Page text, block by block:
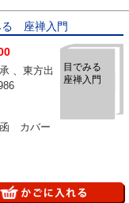
る 座禅入門
目でみる
座禅入門
出
カバー